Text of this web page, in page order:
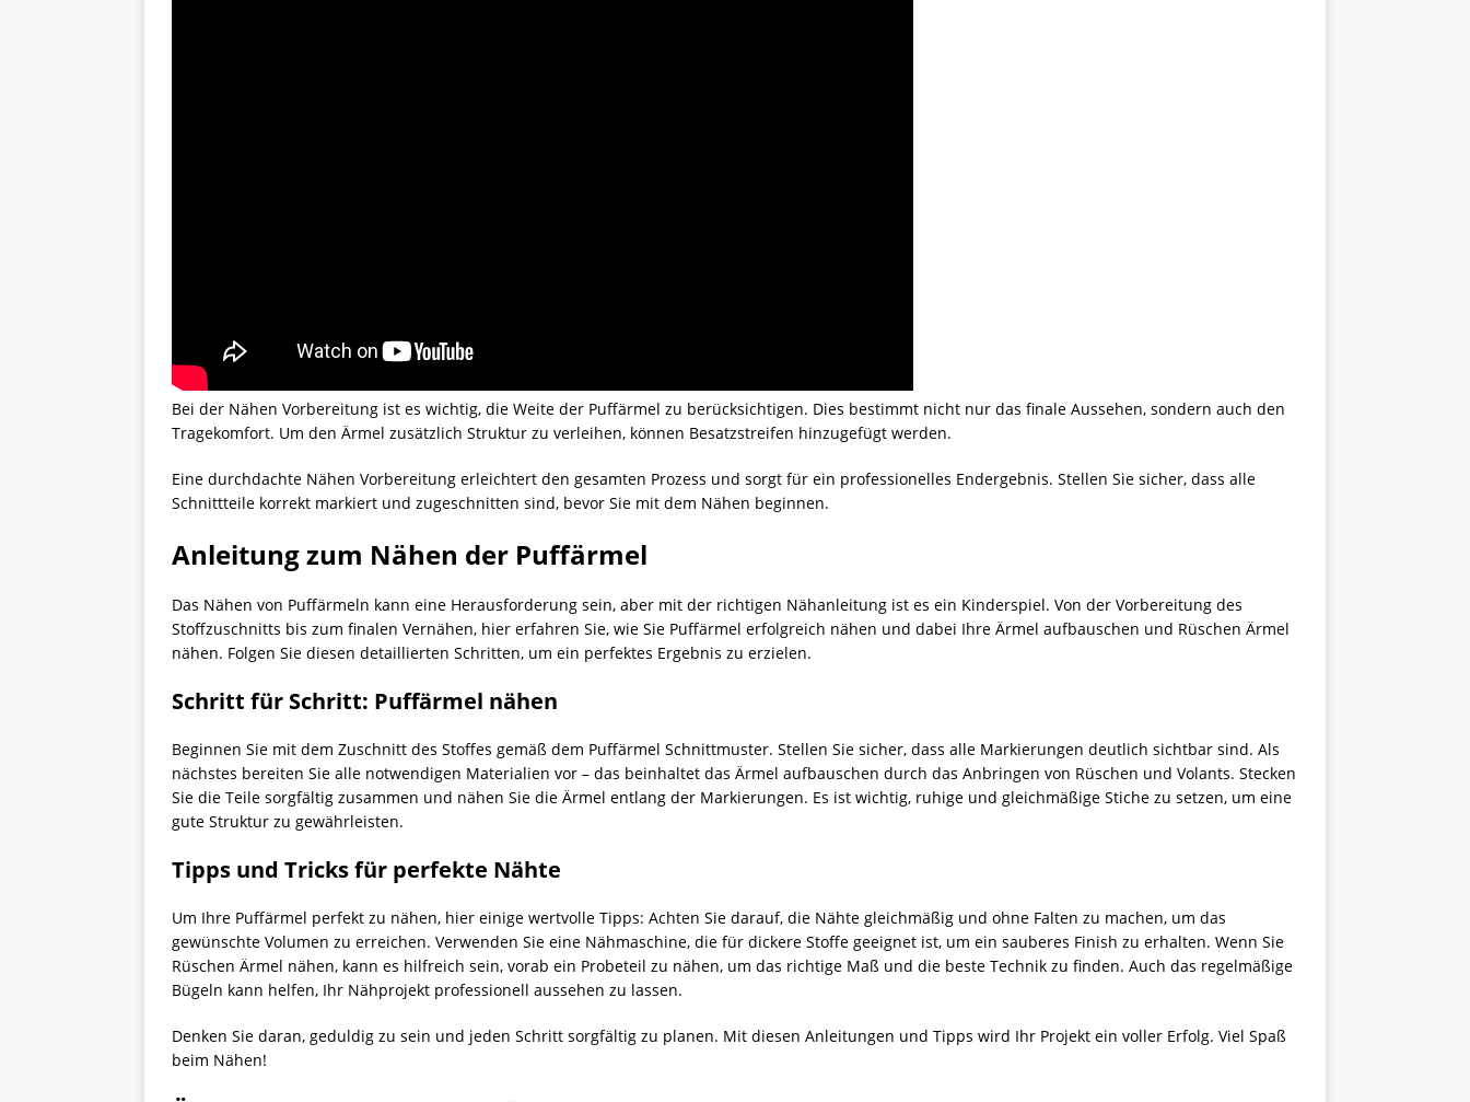
Bei der Nähen Vorbereitung ist es wichtig, die Weite der Puffärmel zu berücksichtigen. Dies bestimmt nicht nur das finale Aussehen, sondern auch den
Tragekomfort. Um den Ärmel zusätzlich Struktur zu verleihen, können Besatzstreifen hinzugefügt werden.
Eine durchdachte Nähen Vorbereitung erleichtert den gesamten Prozess und sorgt für ein professionelles Endergebnis. Stellen Sie sicher, dass alle
Schnittteile korrekt markiert und zugeschnitten sind, bevor Sie mit dem Nähen beginnen.
Anleitung zum Nähen der Puffärmel
Das Nähen von Puffärmeln kann eine Herausforderung sein, aber mit der richtigen Nähanleitung ist es ein Kinderspiel. Von der Vorbereitung des
Stoffzuschnitts bis zum finalen Vernähen, hier erfahren Sie, wie Sie Puffärmel erfolgreich nähen und dabei Ihre Ärmel aufbauschen und Rüschen Ärmel
nähen. Folgen Sie diesen detaillierten Schritten, um ein perfektes Ergebnis zu erzielen.
Schritt für Schritt: Puffärmel nähen
Beginnen Sie mit dem Zuschnitt des Stoffes gemäß dem Puffärmel Schnittmuster. Stellen Sie sicher, dass alle Markierungen deutlich sichtbar sind. Als
nächstes bereiten Sie alle notwendigen Materialien vor – das beinhaltet das Ärmel aufbauschen durch das Anbringen von Rüschen und Volants. Stecken
Sie die Teile sorgfältig zusammen und nähen Sie die Ärmel entlang der Markierungen. Es ist wichtig, ruhige und gleichmäßige Stiche zu setzen, um eine
gute Struktur zu gewährleisten.
Tipps und Tricks für perfekte Nähte
Um Ihre Puffärmel perfekt zu nähen, hier einige wertvolle Tipps: Achten Sie darauf, die Nähte gleichmäßig und ohne Falten zu machen, um das
gewünschte Volumen zu erreichen. Verwenden Sie eine Nähmaschine, die für dickere Stoffe geeignet ist, um ein sauberes Finish zu erhalten. Wenn Sie
Rüschen Ärmel nähen, kann es hilfreich sein, vorab ein Probeteil zu nähen, um das richtige Maß und die beste Technik zu finden. Auch das regelmäßige
Bügeln kann helfen, Ihr Nähprojekt professionell aussehen zu lassen.
Denken Sie daran, geduldig zu sein und jeden Schritt sorgfältig zu planen. Mit diesen Anleitungen und Tipps wird Ihr Projekt ein voller Erfolg. Viel Spaß
beim Nähen!